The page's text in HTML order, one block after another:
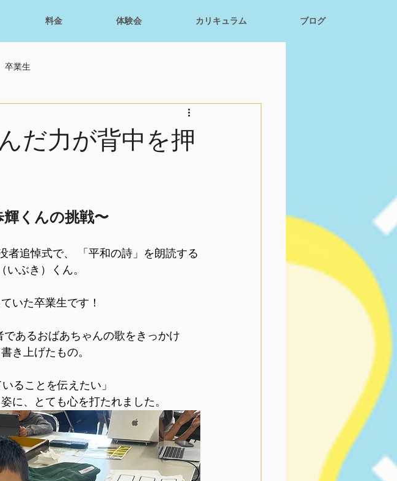
料金 体験会 カリキュラム ブログ
卒業生
だ力が背中を押
くんの挑戦〜
追悼式で、 「平和の詩」を朗読する
ぶき）くん。
いた卒業生です！
あるおばあちゃんの歌をきっかけ
き上げたもの。
ることを伝えたい」
に、とても心を打たれました。